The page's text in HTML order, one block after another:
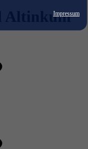
Impressum
Altinkum